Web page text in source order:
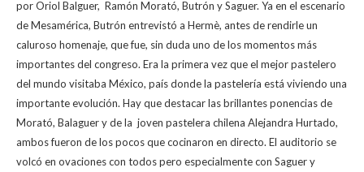
por Oriol Balguer, Ramón Morató, Butrón y Saguer. Ya en el escenario
de Mesamérica, Butrón entrevistó a Hermè, antes de rendirle un
caluroso homenaje, que fue, sin duda uno de los momentos más
importantes del congreso. Era la primera vez que el mejor pastelero
del mundo visitaba México, país donde la pastelería está viviendo una
importante evolución. Hay que destacar las brillantes ponencias de
Morató, Balaguer y de la joven pastelera chilena Alejandra Hurtado,
ambos fueron de los pocos que cocinaron en directo. El auditorio se
volcó en ovaciones con todos pero especialmente con Saguer y